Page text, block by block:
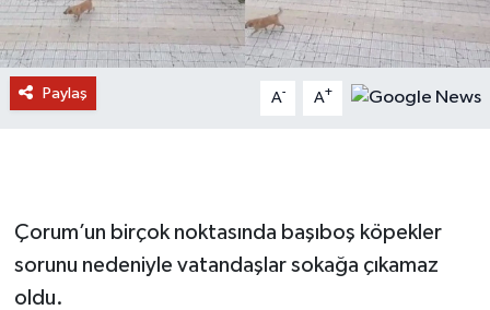
Paylaş A- A+
Çorum’un birçok noktasında başıboş köpekler
sorunu nedeniyle vatandaşlar sokağa çıkamaz
oldu.